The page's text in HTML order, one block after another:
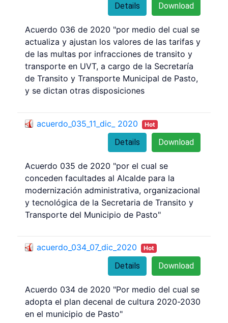
Download
Details
Acuerdo 036 de 2020 "por medio del cual se
actualiza y ajustan los valores de las tarifas y
de las multas por infracciones de transito y
transporte en UVT, a cargo de la Secretaría
de Transito y Transporte Municipal de Pasto,
y se dictan otras disposiciones
acuerdo_035_11_dic_ 2020 Hot
Download
Details
Acuerdo 035 de 2020 "por el cual se
conceden facultades al Alcalde para la
modernización administrativa, organizacional
y tecnológica de la Secretaria de Transito y
Transporte del Municipio de Pasto"
acuerdo_034_07_dic_2020 Hot
Download
Details
Acuerdo 034 de 2020 "Por medio del cual se
adopta el plan decenal de cultura 2020-2030
en el municipio de Pasto"